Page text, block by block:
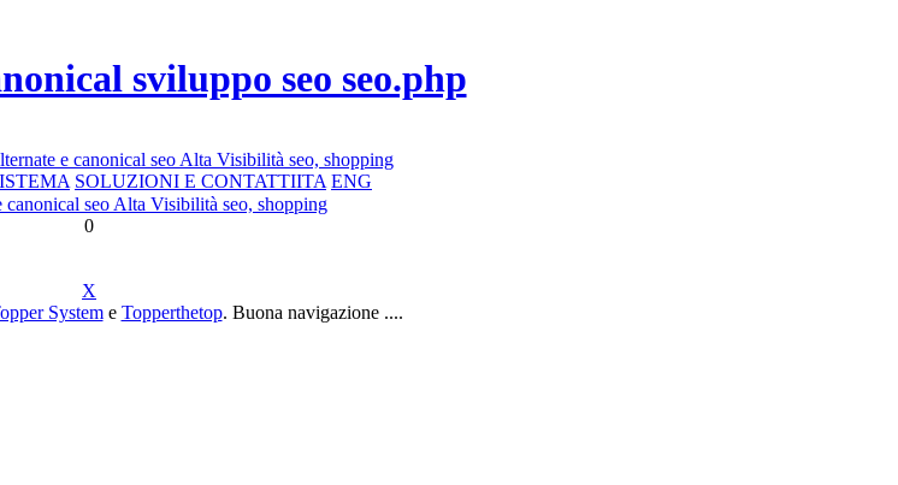
sviluppo seo seo.php
SOLUZIONI E CONTATTIITA ENG
0
X
Systeme Topperthetop. Buona navigazione ....